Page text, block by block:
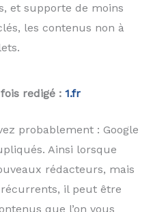
et supporte de moins
les contenus non à
redigé : 1.fr
probablement : Google
Ainsi lorsque
rédacteurs, mais
il peut être
que l’on vous